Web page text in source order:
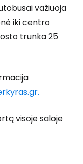
važiuoja
iki centro
trunka 25
visoje saloje